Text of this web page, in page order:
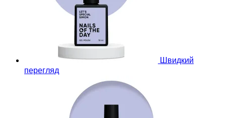
Швидкий
перегляд